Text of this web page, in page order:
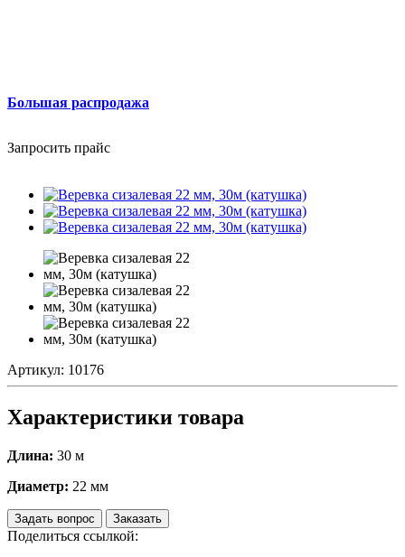
Большая распродажа
Запросить прайс
Артикул: 10176
Характеристики товара
Длина: 30 м
Диаметр: 22 мм
Задать вопрос Заказать
Поделиться ссылкой: